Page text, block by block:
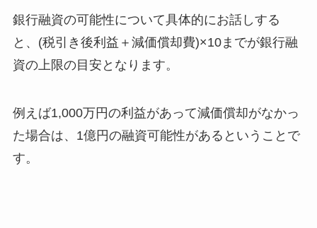
銀行融資の可能性について具体的にお話しする
と、(税引き後利益＋減価償却費)×10までが銀行融
資の上限の目安となります。
例えば1,000万円の利益があって減価償却がなかっ
た場合は、1億円の融資可能性があるということで
す。